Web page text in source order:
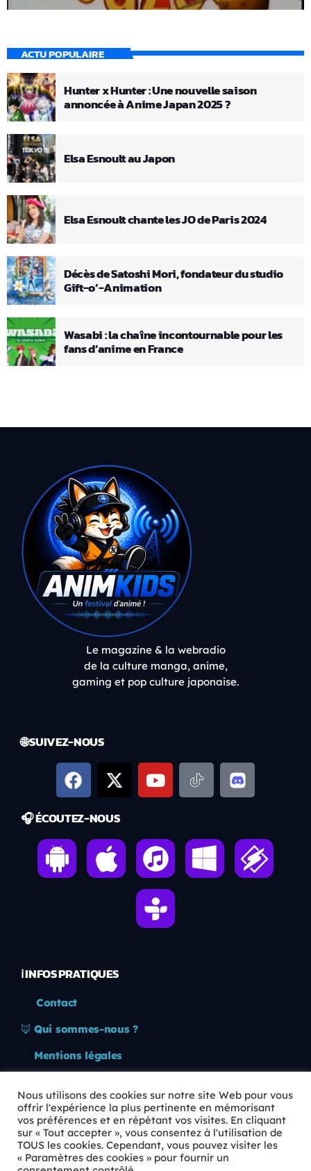
ACTU POPULAIRE
Hunter x Hunter : Une nouvelle saison
annoncée à Anime Japan 2025 ?
Elsa Esnoult au Japon
Elsa Esnoult chante les JO de Paris 2024
Décès de Satoshi Mori, fondateur du studio
Gift-o’-Animation
Wasabi : la chaîne incontournable pour les
fans d’anime en France
Le magazine & la webradio
de la culture manga, anime,
gaming et pop culture japonaise.
🌐 SUIVEZ-NOUS
🎧 ÉCOUTEZ-NOUS
ℹ️ INFOS PRATIQUES
Contact
🦊 Qui sommes-nous ?
Mentions légales
🛡️ RGPD
Copyright © 2026 Animkids. Tous droits réservés.
Nous utilisons des cookies sur notre site Web pour vous
offrir l'expérience la plus pertinente en mémorisant
vos préférences et en répétant vos visites. En cliquant
sur « Tout accepter », vous consentez à l'utilisation de
TOUS les cookies. Cependant, vous pouvez visiter les
« Paramètres des cookies » pour fournir un